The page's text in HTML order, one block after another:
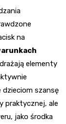
na
elementy
dzieciom szansę
praktycznej, ale
jako środka